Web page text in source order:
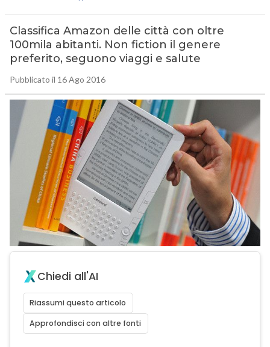
Classifica Amazon delle città con oltre
100mila abitanti. Non fiction il genere
preferito, seguono viaggi e salute
Pubblicato il 16 Ago 2016
Chiedi all'AI
Riassumi questo articolo
Approfondisci con altre fonti